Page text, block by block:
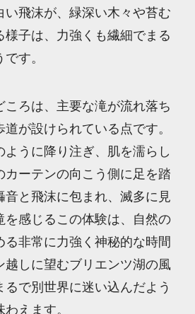
い飛沫が、緑深い木々や苔む
様子は、力強くも繊細でまる
す。
ころは、主要な滝が流れ落ち
が設けられている点です。
うに降り注ぎ、肌を濡らし
カーテンの向こう側に足を踏
音と飛沫に包まれ、滅多に見
を感じるこの体験は、自然の
る非常に力強く神秘的な時間
越しに望むブリエンツ湖の風
で別世界に迷い込んだよう
えます。